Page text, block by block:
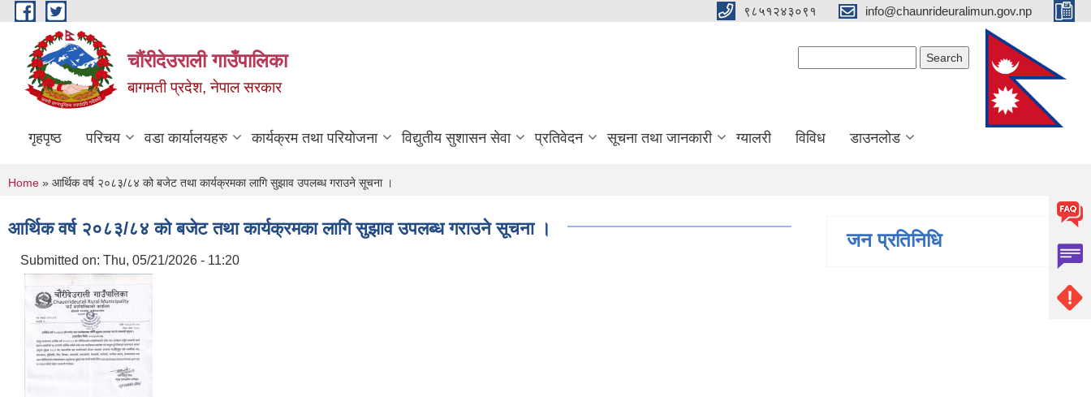
Skip to main content ९८५१२४३०९१ info@chaunrideuralimun.gov.np
चौंरीदेउराली गाउँपालिका
बागमती प्रदेश, नेपाल सरकार
गृहपृष्ठ परिचय वडा कार्यालयहरु कार्यक्रम तथा परियोजना विद्युतीय सुशासन सेवा प्रतिवेदन सूचना तथा जानकारी ग्यालरी विविध डाउनलोड
You are here
Home » आर्थिक वर्ष २०८३/८४ को बजेट तथा कार्यक्रमका लागि सुझाव उपलब्ध गराउने सूचना ।
आर्थिक वर्ष २०८३/८४ को बजेट तथा कार्यक्रमका लागि सुझाव उपलब्ध गराउने सूचना ।
Submitted on: Thu, 05/21/2026 - 11:20
जन प्रतिनिधि